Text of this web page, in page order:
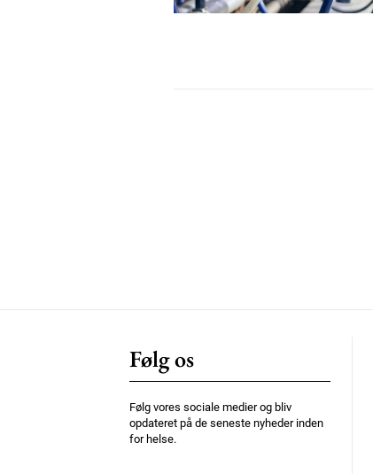
Følg os
Følg vores sociale medier og bliv
opdateret på de seneste nyheder inden
for helse.